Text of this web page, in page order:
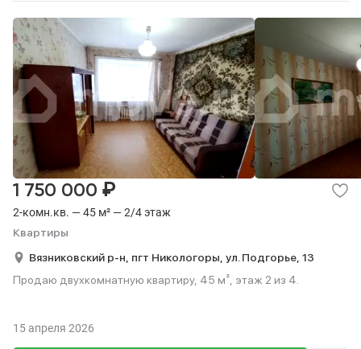
2-комн.кв. — 45 м² — 2/4 этаж
Квартиры
1 750 000 ₽
Вязниковский р-н, пгт Никологоры, ул. Подгорье, 13
Продаю двухкомнатную квартиру, 45 м², этаж 2 из 4.
15 апреля 2026